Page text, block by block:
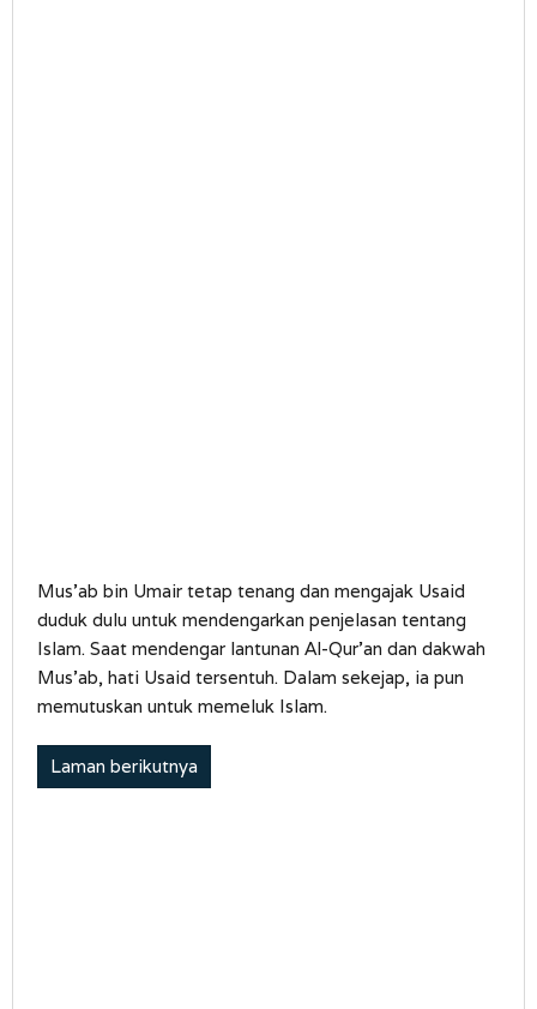
Mus’ab bin Umair tetap tenang dan mengajak Usaid
duduk dulu untuk mendengarkan penjelasan tentang
Islam. Saat mendengar lantunan Al-Qur’an dan dakwah
Mus’ab, hati Usaid tersentuh. Dalam sekejap, ia pun
memutuskan untuk memeluk Islam.
Laman berikutnya